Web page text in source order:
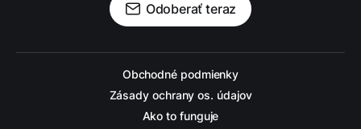
Odoberať teraz
Obchodné podmienky
Zásady ochrany os. údajov
Ako to funguje